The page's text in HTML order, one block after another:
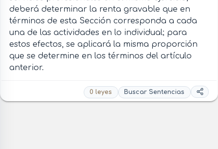
deberá determinar la renta gravable que en
términos de esta Sección corresponda a cada
una de las actividades en lo individual; para
estos efectos, se aplicará la misma proporción
que se determine en los términos del artículo
anterior.
0 leyes Buscar Sentencias